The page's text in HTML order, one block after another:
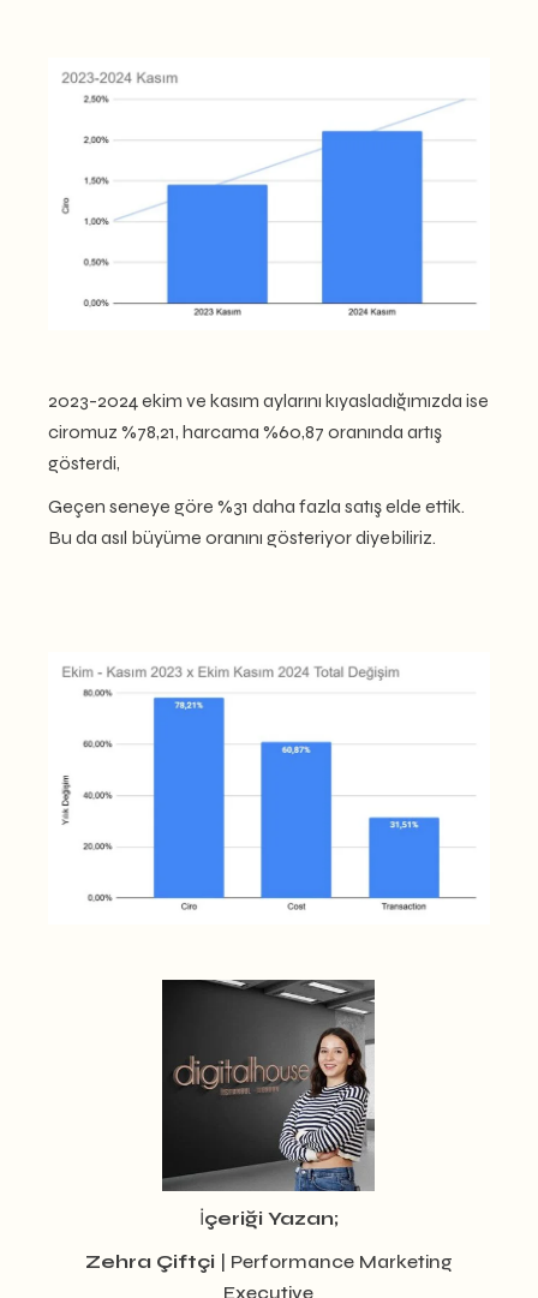
2023-2024 ekim ve kasım aylarını kıyasladığımızda ise
ciromuz %78,21, harcama %60,87 oranında artış
gösterdi,
Geçen seneye göre%31 daha fazla satış elde ettik.
Bu da asıl büyüme oranını gösteriyor diyebiliriz.
İçeriği Yazan;
Zehra Çiftçi | Performance Marketing
Executive